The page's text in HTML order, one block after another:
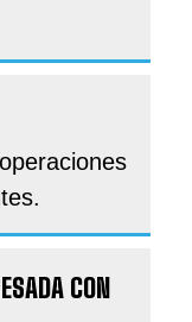
CON